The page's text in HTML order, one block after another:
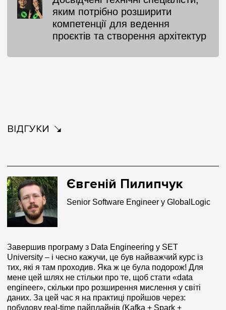
яким потрібно розширити
компетенції для ведення
проєктів та створення архітектур
ВІДГУКИ
Євгеній Пилипчук
Senior Software Engineer у GlobalLogic
Завершив програму з Data Engineering у SET
University – і чесно кажучи, це був найважчий курс із
тих, які я там проходив. Яка ж це була подорож! Для
мене цей шлях не стільки про те, щоб стати «data
engineer», скільки про розширення мислення у світі
даних. За цей час я на практиці пройшов через:
побудову real-time пайплайнів (Kafka + Spark +